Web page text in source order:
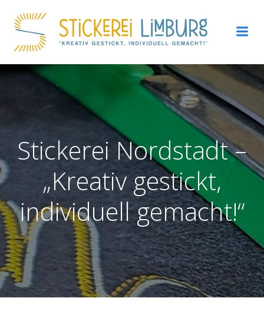
Inhalt
springen
Stickerei Nordstadt –
„Kreativ gestickt,
individuell gemacht!“